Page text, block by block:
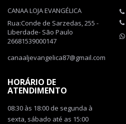
CANAA LOJA EVANGÉLICA
Rua:Conde de Sarzedas, 255 -
Liberdade- São Paulo
26681539000147
canaaljevangelica87@gmail.com
HORÁRIO DE
ATENDIMENTO
08:30 às 18:00 de segunda à
sexta, sábado até as 15:00